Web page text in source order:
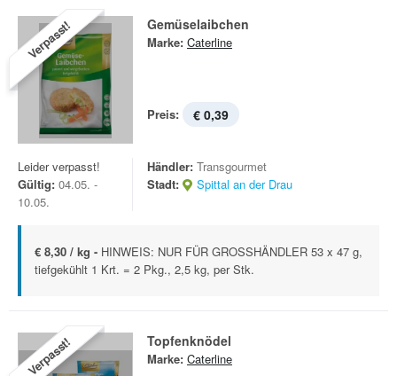
Verpasst! Gemüselaibchen
Marke: Caterline
Preis: € 0,39
Leider verpasst!
Gültig: 04.05. -
10.05.
Händler: Transgourmet
Stadt:
Spittal an der Drau
€ 8,30 / kg - HINWEIS: NUR FÜR GROSSHÄNDLER 53 x 47 g,
tiefgekühlt 1 Krt. = 2 Pkg., 2,5 kg, per Stk.
Verpasst! Topfenknödel
Marke: Caterline